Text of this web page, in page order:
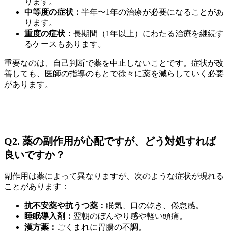
中等度の症状： 半年〜1年の治療が必要になることがあ
ります。
重度の症状： 長期間（1年以上）にわたる治療を継続す
るケースもあります。
重要なのは、自己判断で薬を中止しないことです。症状が改
善しても、医師の指導のもとで徐々に薬を減らしていく必要
があります。
Q2. 薬の副作用が心配ですが、どう対処すれば
良いですか？
副作用は薬によって異なりますが、次のような症状が現れる
ことがあります：
抗不安薬や抗うつ薬： 眠気、口の乾き、倦怠感。
睡眠導入剤： 翌朝のぼんやり感や軽い頭痛。
漢方薬： ごくまれに胃腸の不調。